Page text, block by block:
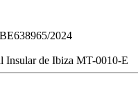
2024
Insular de Ibiza MT-0010-E